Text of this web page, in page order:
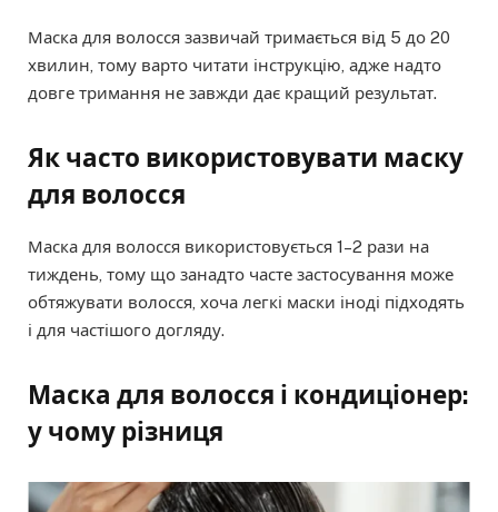
Маска для волосся зазвичай тримається від 5 до 20
хвилин, тому варто читати інструкцію, адже надто
довге тримання не завжди дає кращий результат.
Як часто використовувати маску
для волосся
Маска для волосся використовується 1–2 рази на
тиждень, тому що занадто часте застосування може
обтяжувати волосся, хоча легкі маски іноді підходять
і для частішого догляду.
Маска для волосся і кондиціонер:
у чому різниця